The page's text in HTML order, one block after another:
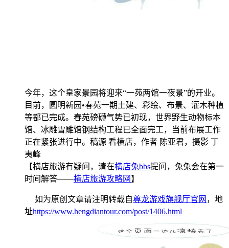
今年，这个皇家景园将迎来“一苑两馆一夜景”的开业。
目前，圆明新园•春苑一期土建、彩绘、布景、灌木种植
等都已完成。春苑磅礴气势已初现，世界野生动物标本
馆、冰雕雪雕馆钢结构工程已全面完工，当前布展工作
正在紧张进行中。稿源 看横店，作者 陈亚君，摄影 丁
夷峰
【横店旅游有疑问，请在横店兔bbs提问，兔兔会在第一
时间解答——横店旅游攻略网 】
如为原创文章请注明转载自尊龙游戏旗舰厅官网 ，地
址https://www.hengdiantour.com/post/1406.html